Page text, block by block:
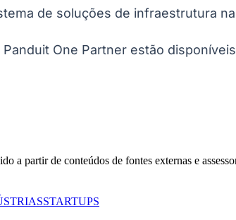
de soluções de infraestrutura
One Partner estão
a partir de conteúdos de fontes externas e
STARTUPS